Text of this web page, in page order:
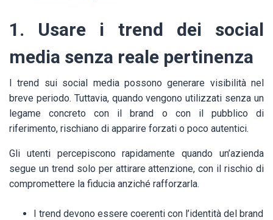
1. Usare i trend dei social
media senza reale pertinenza
I trend sui social media possono generare visibilità nel
breve periodo. Tuttavia, quando vengono utilizzati senza un
legame concreto con il brand o con il pubblico di
riferimento, rischiano di apparire forzati o poco autentici.
Gli utenti percepiscono rapidamente quando un’azienda
segue un trend solo per attirare attenzione, con il rischio di
compromettere la fiducia anziché rafforzarla.
I trend devono essere coerenti con l’identità del brand